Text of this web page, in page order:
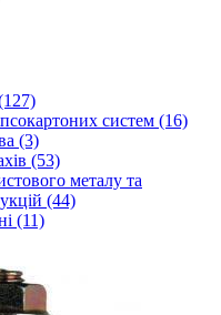
систем (16)
(3)
(53)
металу та
(44)
(11)